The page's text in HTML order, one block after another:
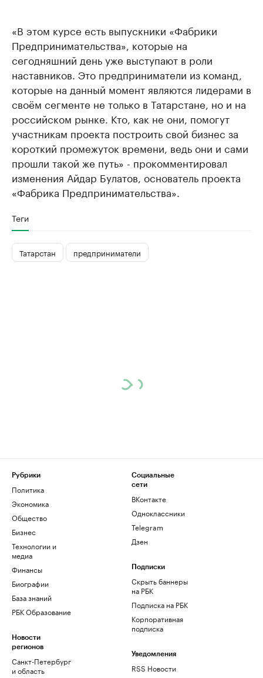
«В этом курсе есть выпускники «Фабрики
Предпринимательства», которые на
сегодняшний день уже выступают в роли
наставников. Это предприниматели из команд,
которые на данный момент являются лидерами в
своём сегменте не только в Татарстане, но и на
российском рынке. Кто, как не они, помогут
участникам проекта построить свой бизнес за
короткий промежуток времени, ведь они и сами
прошли такой же путь» - прокомментировал
изменения Айдар Булатов, основатель проекта
«Фабрика Предпринимательства».
Теги
Татарстан предприниматели
Рубрики
Политика
Экономика
Общество
Бизнес
Технологии и
медиа
Финансы
Биографии
База знаний
РБК Образование
Новости
регионов
Санкт-Петербург
и область
Социальные
сети
ВКонтакте
Одноклассники
Telegram
Дзен
Подписки
Скрыть баннеры
на РБК
Подписка на РБК
Корпоративная
подписка
Уведомления
RSS Новости